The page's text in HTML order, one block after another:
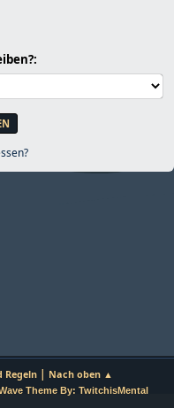
Regeln| Nach oben ▲
Theme By: TwitchisMental